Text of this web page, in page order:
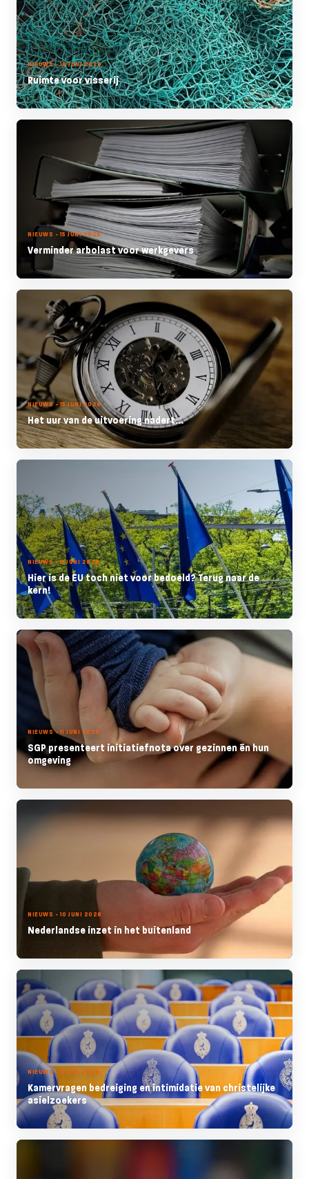
NIEUWS - 16 JUNI 2026
Ruimte voor visserij
NIEUWS - 15 JUNI 2026
Verminder arbolast voor werkgevers
NIEUWS - 15 JUNI 2026
Het uur van de uitvoering nadert...
NIEUWS - 11 JUNI 2026
Hier is de EU toch niet voor bedoeld? Terug naar de
kern!
NIEUWS - 11 JUNI 2026
SGP presenteert initiatiefnota over gezinnen én hun
omgeving
NIEUWS - 10 JUNI 2026
Nederlandse inzet in het buitenland
NIEUWS - 9 JUNI 2026
Kamervragen bedreiging en intimidatie van christelijke
asielzoekers